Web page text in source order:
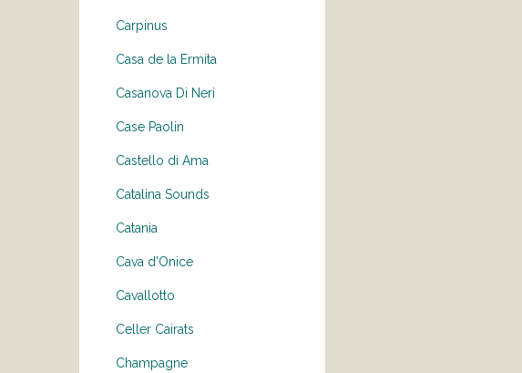
Carpinus
Casa de la Ermita
Casanova Di Neri
Case Paolin
Castello di Ama
Catalina Sounds
Catania
Cava d'Onice
Cavallotto
Celler Cairats
Champagne